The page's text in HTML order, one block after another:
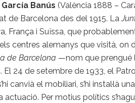
Banús (València 1888 –
de Barcelona des del 1915. La
França i Suïssa, que
centres alemanys que visità, on
de Barcelona —nom que prengué
El 24 de setembre de 1933, el
canvià el mobiliari, s’hi instal·là
actuació. Per motius polítics